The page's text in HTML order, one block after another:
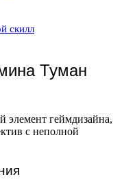
скилл
Туман
геймдизайна,
с неполной